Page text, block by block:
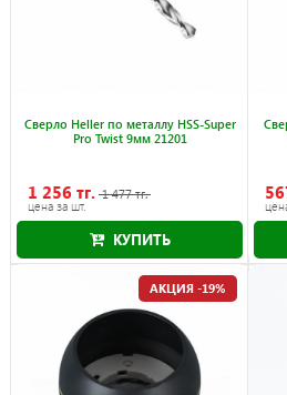
Cверло Heller по металлу HSS-Super
Pro Twist 9мм 21201
1 256 тг. 1 477 тг.
цена за шт.
Акция действует до 30.09.2026
КУПИТЬ
АКЦИЯ -19%